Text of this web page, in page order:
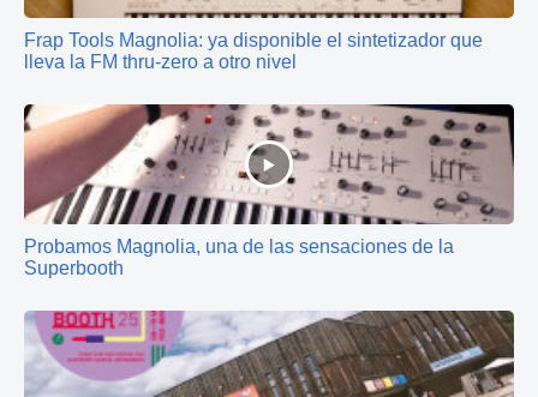
Frap Tools Magnolia: ya disponible el sintetizador que
lleva la FM thru‑zero a otro nivel
Probamos Magnolia, una de las sensaciones de la
Superbooth